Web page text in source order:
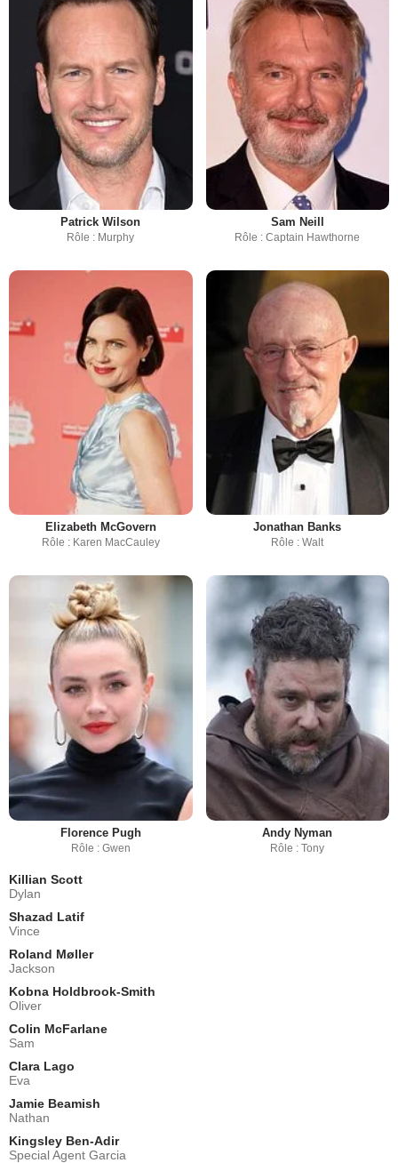
Patrick Wilson
Rôle : Murphy
Sam Neill
Rôle : Captain Hawthorne
Elizabeth McGovern
Rôle : Karen MacCauley
Jonathan Banks
Rôle : Walt
Florence Pugh
Rôle : Gwen
Andy Nyman
Rôle : Tony
Killian Scott
Dylan
Shazad Latif
Vince
Roland Møller
Jackson
Kobna Holdbrook-Smith
Oliver
Colin McFarlane
Sam
Clara Lago
Eva
Jamie Beamish
Nathan
Kingsley Ben-Adir
Special Agent Garcia